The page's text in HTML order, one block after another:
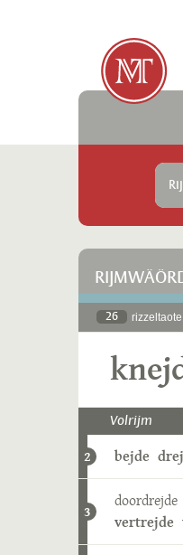
26
Volrijm
2 bejde
3
doordrejde
vertrejde